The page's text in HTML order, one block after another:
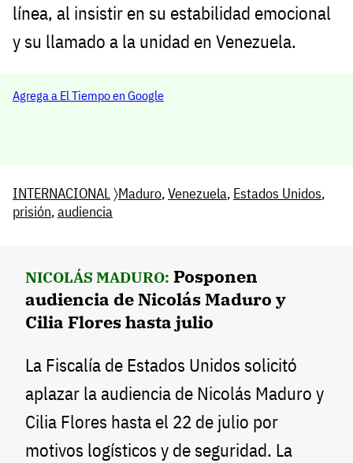
línea, al insistir en su estabilidad emocional
y su llamado a la unidad en Venezuela.
Agrega a El Tiempo en Google
INTERNACIONAL〉Maduro,Venezuela, Estados Unidos,
prisión,audiencia
NICOLÁS MADURO: Posponen
audiencia de Nicolás Maduro y
Cilia Flores hasta julio
La Fiscalía de Estados Unidos solicitó
aplazar la audiencia de Nicolás Maduro y
Cilia Flores hasta el 22 de julio por
motivos logísticos y de seguridad. La